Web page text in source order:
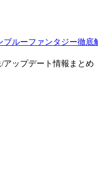
ルーファンタジー徹底
アップデート情報まとめ